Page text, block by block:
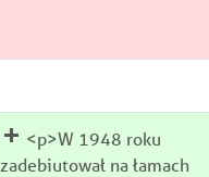
<p>W 1948 roku
zadebiutował na łamach